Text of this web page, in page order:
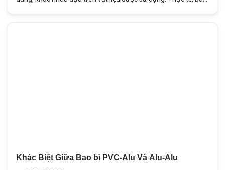
Khác Biệt Giữa Bao bì PVC-Alu Và Alu-Alu